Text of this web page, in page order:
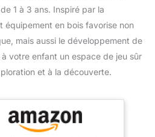
1 à 3 ans. Inspiré par la
équipement en bois favorise non
mais aussi le développement de
votre enfant un espace de jeu sûr
et à la découverte.